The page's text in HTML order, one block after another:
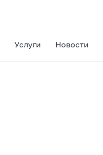
Услуги Новости